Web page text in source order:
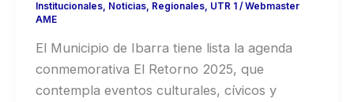
Institucionales, Noticias, Regionales, UTR 1 / Webmaster
AME
El Municipio de Ibarra tiene lista la agenda
conmemorativa El Retorno 2025, que
contempla eventos culturales, cívicos y